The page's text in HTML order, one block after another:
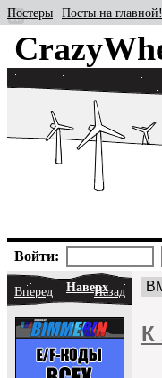
Постеры Посты на главной!
Войти:
Вперед НаверхНазад
К